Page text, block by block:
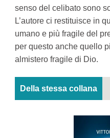
senso del celibato sono
L’autore ci restituisce in
umano e più fragile del
per questo anche quello
almistero fragile di Dio.
Della stessa collana